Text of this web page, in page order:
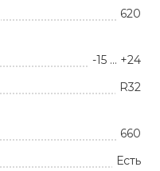
620
-15 … +24
R32
660
Есть